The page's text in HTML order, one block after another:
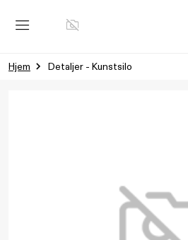
Hjem Detaljer - Kunstsilo